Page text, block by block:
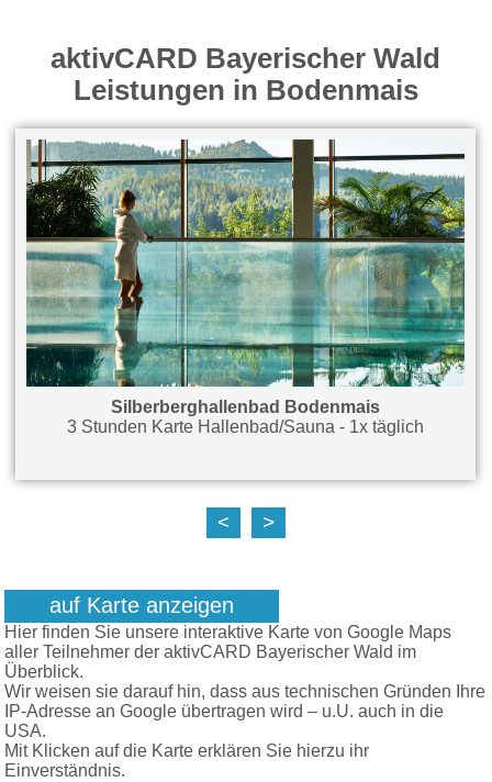
aktivCARD Bayerischer Wald
Leistungen in Bodenmais
Silberberghallenbad Bodenmais
3 Stunden Karte Hallenbad/Sauna - 1x täglich
< >
auf Karte anzeigen
Hier finden Sie unsere interaktive Karte von Google Maps
aller Teilnehmer der aktivCARD Bayerischer Wald im
Überblick.
Wir weisen sie darauf hin, dass aus technischen Gründen Ihre
IP-Adresse an Google übertragen wird – u.U. auch in die
USA.
Mit Klicken auf die Karte erklären Sie hierzu ihr
Einverständnis.